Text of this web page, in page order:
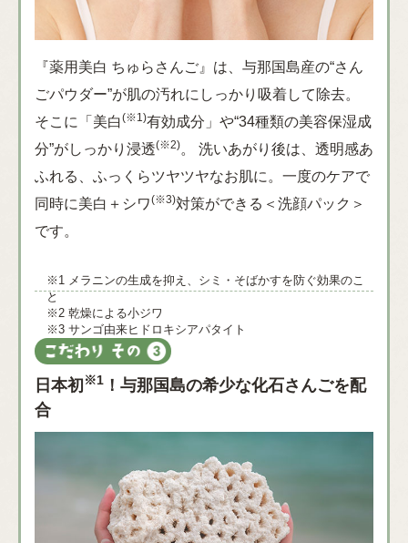
『薬用美白 ちゅらさんご』は、与那国島産の“さん
ごパウダー”が肌の汚れにしっかり吸着して除去。
そこに「美白(※1)有効成分」や“34種類の美容保湿成
分”がしっかり浸透(※2)。 洗いあがり後は、透明感あ
ふれる、ふっくらツヤツヤなお肌に。一度のケアで
同時に美白＋シワ(※3)対策ができる＜洗顔パック＞
です。
※1 メラニンの生成を抑え、シミ・そばかすを防ぐ効果のこ
と
※2 乾燥による小ジワ
※3 サンゴ由来ヒドロキシアパタイト
日本初 ※1 ！与那国島の希少な化石さんごを配
合